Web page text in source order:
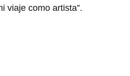
viaje como artista”.